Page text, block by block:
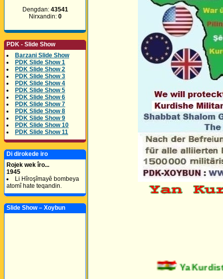
Dengdan: 43541
Nirxandin: 0
PDK - Slide Show
Barzani Slide Show
PDK Slide Show 1
PDK Slide Show 2
PDK Slide Show 3
PDK Slide Show 4
PDK Slide Show 5
PDK Slide Show 6
PDK Slide Show 7
PDK Slide Show 8
PDK Slide Show 9
PDK Slide Show 10
PDK Slide Show 11
Di dirokede iro
Rojek wek îro...
1945
Li Hîroşîmayê bombeya
atomî hate teqandin.
Slide Show – Xoybun
Ya